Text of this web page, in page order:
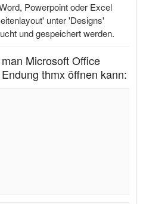
Powerpoint oder Excel
unter 'Designs'
und gespeichert werden.
Microsoft Office
thmx öffnen kann: